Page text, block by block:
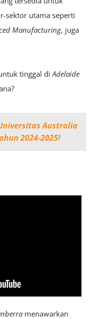
sektor utama seperti
Manufacturing, juga
tinggal diAdelaide
Australia
2024-2025!
menawarkan